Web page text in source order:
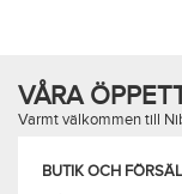
VÅRA
Varmt välkommen till
BUTIK OCH